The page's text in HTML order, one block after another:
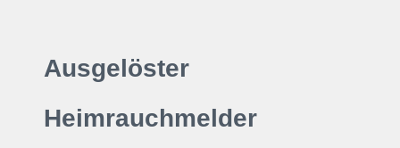
Ausgelöster
Heimrauchmelder